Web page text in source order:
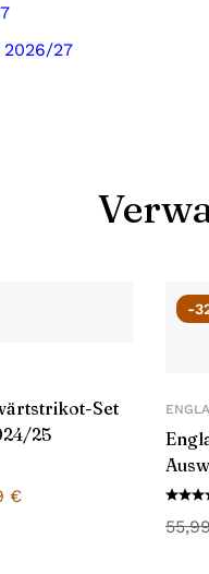
27
Set
25
€
-